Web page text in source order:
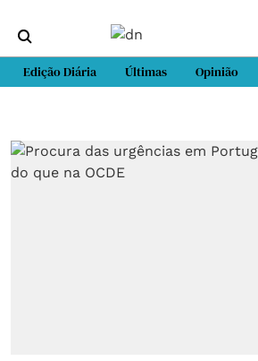
Edição Diária Últimas Opinião